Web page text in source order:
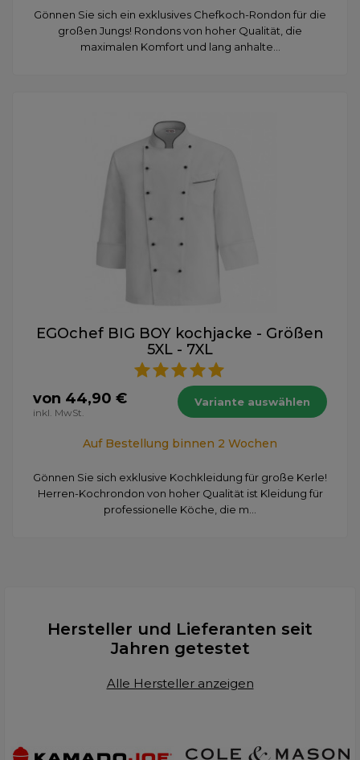
Gönnen Sie sich ein exklusives Chefkoch-Rondon für die
großen Jungs! Rondons von hoher Qualität, die
maximalen Komfort und lang anhalte...
EGOchef BIG BOY kochjacke - Größen
5XL - 7XL
von 44,90 €
inkl. MwSt.
Variante auswählen
Auf Bestellung binnen 2 Wochen
Gönnen Sie sich exklusive Kochkleidung für große Kerle!
Herren-Kochrondon von hoher Qualität ist Kleidung für
professionelle Köche, die m...
Hersteller und Lieferanten seit
Jahren getestet
Alle Hersteller anzeigen